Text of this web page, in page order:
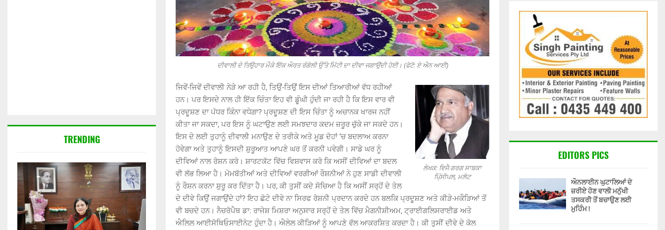
ਦੀਵਾਲੀ ਦੇ ਤਿਉਹਾਰ ਮੌਕੇ ਇੱਕ ਔਰਤ ਰੰਗੋਲੀ ਉੱਤੇ ਮਿੱਟੀ ਦਾ ਦੀਵਾ ਜਗਾਉਂਦੀ ਹੋਈ। (ਫੋਟੋ: ਏ ਐਨ ਆਈ)
ਲੇਖਕ: ਵਿਜੈ ਗਰਗ ਸਾਬਕਾ
ਪਿ੍ੰਸੀਪਲ, ਮਲੋਟ
ਜਿਵੇਂ-ਜਿਵੇਂ ਦੀਵਾਲੀ ਨੇੜੇ ਆ ਰਹੀ ਹੈ, ਤਿਉਂ-ਤਿਉਂ ਇਸ ਦੀਆਂ ਤਿਆਰੀਆਂ ਵੱਧ ਰਹੀਆਂ
ਹਨ। ਪਰ ਇਸਦੇ ਨਾਲ ਹੀ ਇੱਕ ਚਿੰਤਾ ਇਹ ਵੀ ਡੂੰਘੀ ਹੁੰਦੀ ਜਾ ਰਹੀ ਹੈ ਕਿ ਇਸ ਵਾਰ ਵੀ
ਪ੍ਰਦੂਸ਼ਣ ਦਾ ਪੱਧਰ ਕਿੰਨਾ ਵਧੇਗਾ? ਪ੍ਰਦੂਸ਼ਣ ਦੀ ਇਸ ਚਿੰਤਾ ਨੂੰ ਅਚਾਨਕ ਖਾਰਜ ਨਹੀਂ
ਕੀਤਾ ਜਾ ਸਕਦਾ, ਪਰ ਇਸ ਨੂੰ ਘਟਾਉਣ ਲਈ ਸਮਝਦਾਰ ਕਦਮ ਜ਼ਰੂਰ ਚੁੱਕੇ ਜਾ ਸਕਦੇ ਹਨ।
ਇਸ ਦੇ ਲਈ ਤੁਹਾਨੂੰ ਦੀਵਾਲੀ ਮਨਾਉਣ ਦੇ ਤਰੀਕੇ ਅਤੇ ਮੂਡ ਦੋਹਾਂ ‘ਚ ਬਦਲਾਅ ਕਰਨਾ
ਹੋਵੇਗਾ ਅਤੇ ਤੁਹਾਨੂੰ ਇਸਦੀ ਸ਼ੁਰੂਆਤ ਆਪਣੇ ਘਰ ਤੋਂ ਕਰਨੀ ਪਵੇਗੀ। ਸਾਡੇ ਘਰ ਨੂੰ
ਦੀਵਿਆਂ ਨਾਲ ਰੋਸ਼ਨ ਕਰੋ। ਸ਼ਾਰਟਕੱਟ ਵਿੱਚ ਵਿਸ਼ਵਾਸ ਕਰੋ ਕਿ ਅਸੀਂ ਦੀਵਿਆਂ ਦਾ ਬਦਲ
ਵੀ ਲੱਭ ਲਿਆ ਹੈ। ਮੋਮਬੱਤੀਆਂ ਅਤੇ ਦੀਵਿਆਂ ਵਰਗੀਆਂ ਰੌਸ਼ਨੀਆਂ ਨੇ ਹੁਣ ਸਾਡੀ ਦੀਵਾਲੀ
ਨੂੰ ਰੌਸ਼ਨ ਕਰਨਾ ਸ਼ੁਰੂ ਕਰ ਦਿੱਤਾ ਹੈ। ਪਰ, ਕੀ ਤੁਸੀਂ ਕਦੇ ਸੋਚਿਆ ਹੈ ਕਿ ਅਸੀਂ ਸਰ੍ਹੋਂ ਦੇ ਤੇਲ
ਦੇ ਦੀਵੇ ਕਿਉਂ ਜਗਾਉਂਦੇ ਹਾਂ? ਇਹ ਛੋਟੇ ਦੀਵੇ ਨਾ ਸਿਰਫ ਰੋਸ਼ਨੀ ਪ੍ਰਦਾਨ ਕਰਦੇ ਹਨ ਬਲਕਿ ਪ੍ਰਦੂਸ਼ਣ ਅਤੇ ਕੀੜੇ-ਮਕੌੜਿਆਂ ਤੋਂ
ਵੀ ਬਚਦੇ ਹਨ। ਨੈਚਰੋਪੈਥ ਡਾ: ਰਾਜੇਸ਼ ਮਿਸ਼ਰਾ ਅਨੁਸਾਰ ਸਰ੍ਹੋਂ ਦੇ ਤੇਲ ਵਿੱਚ ਮੈਗਨੀਸ਼ੀਅਮ, ਟ੍ਰਾਈਗਲਿਸਰਾਈਡ ਅਤੇ
ਐਲਿਲ ਆਈਸੋਥਿਓਸਾਈਨੇਟ ਹੁੰਦਾ ਹੈ। ਐਲੇਲ ਕੀੜਿਆਂ ਨੂੰ ਆਪਣੇ ਵੱਲ ਆਕਰਸ਼ਿਤ ਕਰਦਾ ਹੈ। ਕੀ ਤੁਸੀਂ ਦੀਵੇ ਦੇ ਕੋਲ
TRENDING
EDITORS PICS
ਔਨਲਾਈਨ ਘੁਟਾਲਿਆਂ ਦੇ
ਜ਼ਰੀਏ ਹੋਣ ਵਾਲੀ ਮਨੁੱਖੀ
ਤਸਕਰੀ ਤੋਂ ਬਚਾਉਣ ਲਈ
ਮੁਹਿੰਮ !